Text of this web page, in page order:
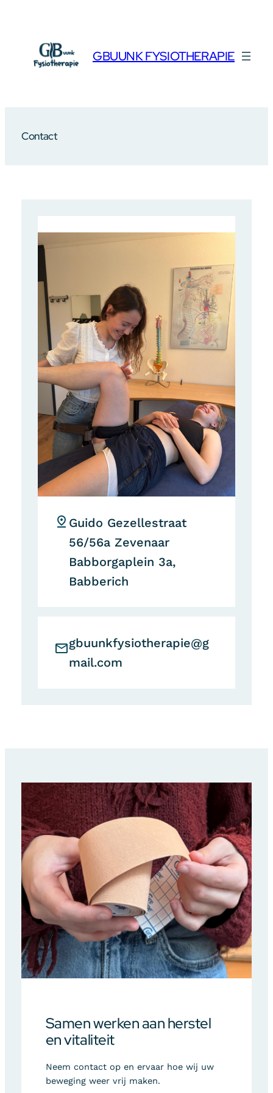
GBUUNK FYSIOTHERAPIE
Contact
Guido Gezellestraat
56/56a Zevenaar
Babborgaplein 3a,
Babberich
gbuunkfysiotherapie@g
mail.com
Samen werken aan herstel
en vitaliteit
Neem contact op en ervaar hoe wij uw
beweging weer vrij maken.